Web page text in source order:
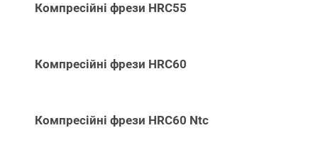
Компресійні фрези HRC55
Компресійні фрези HRC60
Компресійні фрези HRC60 Ntc